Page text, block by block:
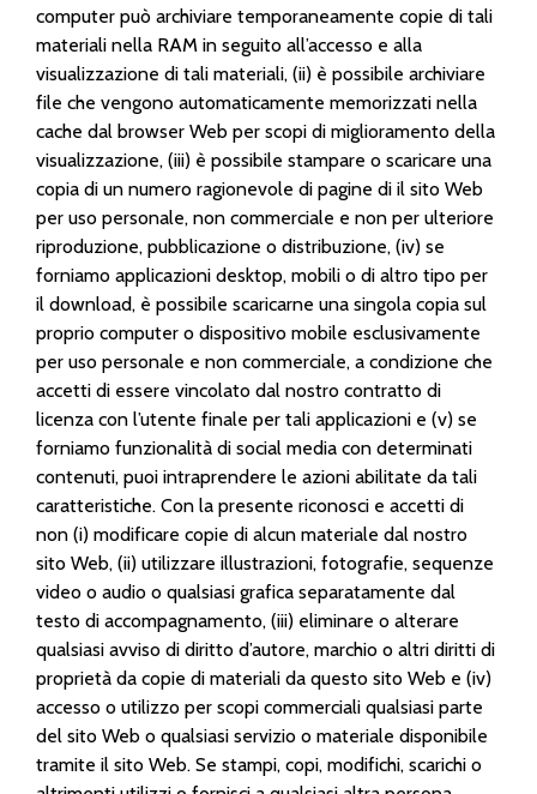
computer può archiviare temporaneamente copie di tali
materiali nella RAM in seguito all’accesso e alla
visualizzazione di tali materiali, (ii) è possibile archiviare
file che vengono automaticamente memorizzati nella
cache dal browser Web per scopi di miglioramento della
visualizzazione, (iii) è possibile stampare o scaricare una
copia di un numero ragionevole di pagine di il sito Web
per uso personale, non commerciale e non per ulteriore
riproduzione, pubblicazione o distribuzione, (iv) se
forniamo applicazioni desktop, mobili o di altro tipo per
il download, è possibile scaricarne una singola copia sul
proprio computer o dispositivo mobile esclusivamente
per uso personale e non commerciale, a condizione che
accetti di essere vincolato dal nostro contratto di
licenza con l’utente finale per tali applicazioni e (v) se
forniamo funzionalità di social media con determinati
contenuti, puoi intraprendere le azioni abilitate da tali
caratteristiche. Con la presente riconosci e accetti di
non (i) modificare copie di alcun materiale dal nostro
sito Web, (ii) utilizzare illustrazioni, fotografie, sequenze
video o audio o qualsiasi grafica separatamente dal
testo di accompagnamento, (iii) eliminare o alterare
qualsiasi avviso di diritto d’autore, marchio o altri diritti di
proprietà da copie di materiali da questo sito Web e (iv)
accesso o utilizzo per scopi commerciali qualsiasi parte
del sito Web o qualsiasi servizio o materiale disponibile
tramite il sito Web. Se stampi, copi, modifichi, scarichi o